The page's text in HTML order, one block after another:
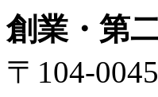
創業・第
〒104-